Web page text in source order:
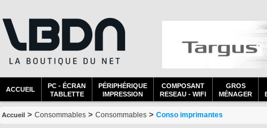
ACCUEIL
PC - ÉCRAN
TABLETTE
PÉRIPHÉRIQUE
IMPRESSION
COMPOSANT
RESEAU - WIFI
GROS
MÉNAGER
Accueil > Consommables > Consommables > Conso imprimantes